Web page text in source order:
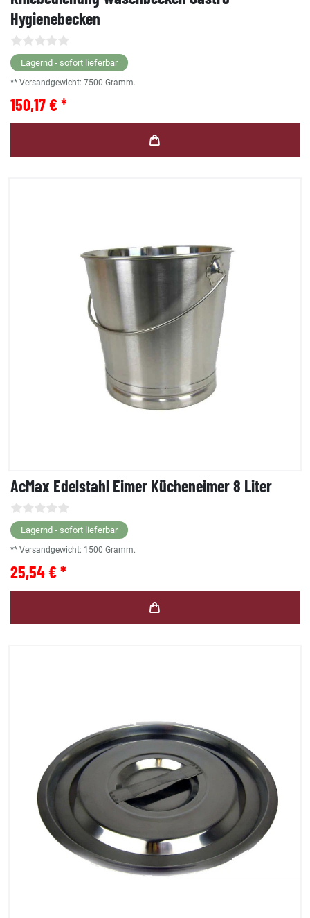
Hygienebecken
Lagernd - sofort lieferbar
** Versandgewicht: 7500 Gramm.
150,17 € *
AcMax Edelstahl Eimer Kücheneimer 8 Liter
Lagernd - sofort lieferbar
** Versandgewicht: 1500 Gramm.
25,54 € *